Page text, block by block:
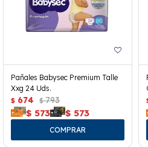
Pañales Babysec Premium Talle
Xxg 24 Uds.
$ 674 $ 793
$ 573 $ 573